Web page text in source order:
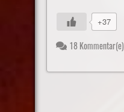
+37
18 Kommentar(e)